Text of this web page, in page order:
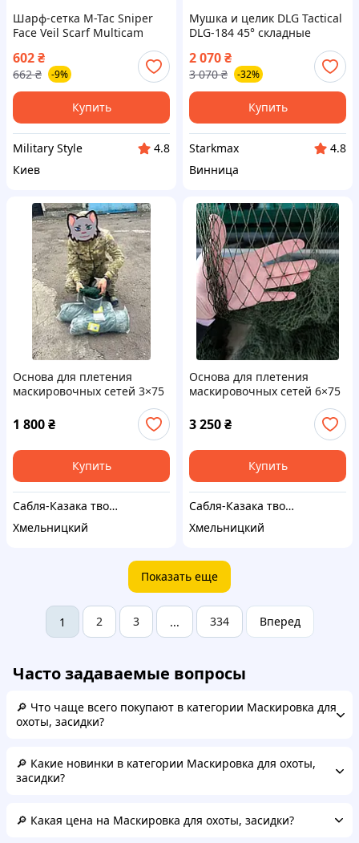
Шарф-сетка M-Tac Sniper
Face Veil Scarf Multicam
маскировочный хлопковый
180x80 см MC 1
602₴
662 ₴ -9%
Купить
Military Style
4.8
Киев
Мушка и целик DLG Tactical
DLG-184 45° складные
Picatinny Weaver комплект
тактические полимер
Турция АК
2 070₴
3 070 ₴ -32%
Купить
Starkmax
4.8
Винница
Основа для плетения
маскировочных сетей 3×75
м, ячейка 45×45 мм, нить 1
мм, полиамид
1 800₴
Купить
Сабля-Казака твой надежный партнер
Хмельницкий
Основа для плетения
маскировочных сетей 6×75
м, ячейка 45×45 мм, нить 1
мм, полиамид.
3 250₴
Купить
Сабля-Казака твой надежный партнер
Хмельницкий
Показать еще
1 2 3 ... 334 Вперед
Часто задаваемые вопросы
🔎 Что чаще всего покупают в категории Маскировка для
охоты, засидки?
🔎 Какие новинки в категории Маскировка для охоты,
засидки?
🔎 Какая цена на Маскировка для охоты, засидки?